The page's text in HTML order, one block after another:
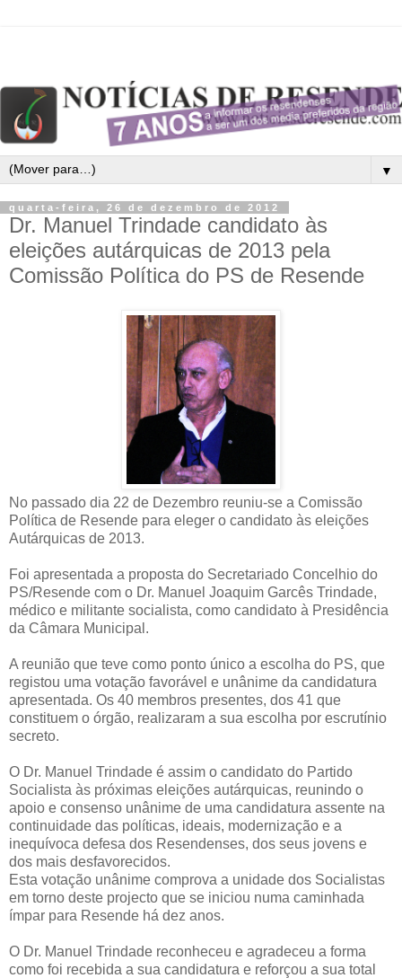
▼
quarta-feira, 26 de dezembro de 2012
Dr. Manuel Trindade candidato às
eleições autárquicas de 2013 pela
Comissão Política do PS de Resende
No passado dia 22 de Dezembro reuniu-se a Comissão
Política de Resende para eleger o candidato às eleições
Autárquicas de 2013.
Foi apresentada a proposta do Secretariado Concelhio do
PS/Resende com o Dr. Manuel Joaquim Garcês Trindade,
médico e militante socialista, como candidato à Presidência
da Câmara Municipal.
A reunião que teve como ponto único a escolha do PS, que
registou uma votação favorável e unânime da candidatura
apresentada. Os 40 membros presentes, dos 41 que
constituem o órgão, realizaram a sua escolha por escrutínio
secreto.
O Dr. Manuel Trindade é assim o candidato do Partido
Socialista às próximas eleições autárquicas, reunindo o
apoio e consenso unânime de uma candidatura assente na
continuidade das políticas, ideais, modernização e a
inequívoca defesa dos Resendenses, dos seus jovens e
dos mais desfavorecidos.
Esta votação unânime comprova a unidade dos Socialistas
em torno deste projecto que se iniciou numa caminhada
ímpar para Resende há dez anos.
O Dr. Manuel Trindade reconheceu e agradeceu a forma
como foi recebida a sua candidatura e reforçou a sua total